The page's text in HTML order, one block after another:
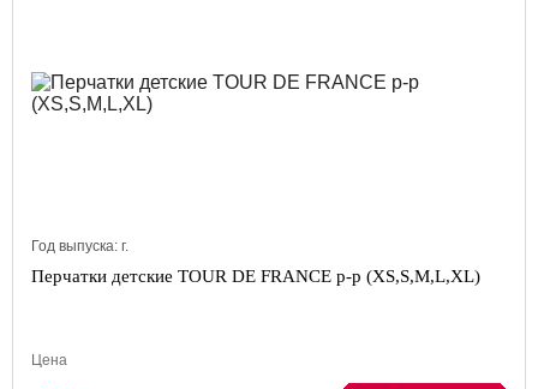
Год выпуска: г.
Перчатки детские TOUR DE FRANCE р-р (XS,S,M,L,XL)
Цена